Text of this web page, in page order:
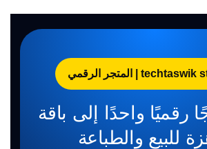
رقميًا واحدًا إلى باقة
للبيع والطباعة